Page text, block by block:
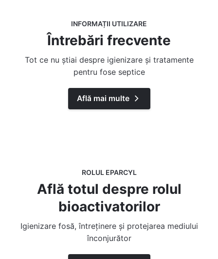
INFORMAȚII UTILIZARE
Întrebări frecvente
Tot ce nu știai despre igienizare și tratamente
pentru fose septice
Află mai multe
ROLUL EPARCYL
Află totul despre rolul
bioactivatorilor
Igienizare fosă, întreținere și protejarea mediului
înconjurător